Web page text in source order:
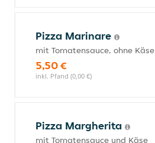
Pizza Marinare
mit Tomatensauce, ohne Käse
5,50 €
inkl. Pfand (0,00 €)
Pizza Margherita
mit Tomatensauce und Käse